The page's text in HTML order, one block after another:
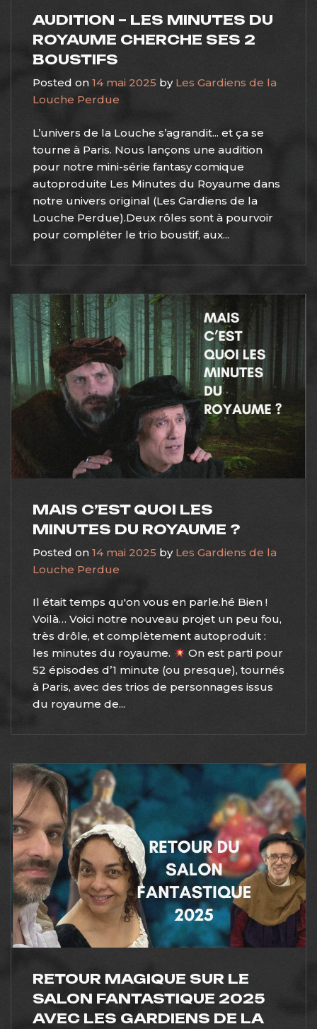
AUDITION – LES MINUTES DU
ROYAUME CHERCHE SES 2
BOUSTIFS
Posted on 14 mai 2025 by Les Gardiens de la
Louche Perdue
L’univers de la Louche s’agrandit... et ça se
tourne à Paris. Nous lançons une audition
pour notre mini-série fantasy comique
autoproduite Les Minutes du Royaume dans
notre univers original (Les Gardiens de la
Louche Perdue).Deux rôles sont à pourvoir
pour compléter le trio boustif, aux...
MAIS C’EST QUOI LES
MINUTES DU ROYAUME ?
Posted on 14 mai 2025 by Les Gardiens de la
Louche Perdue
Il était temps qu'on vous en parle.hé Bien !
Voilà… Voici notre nouveau projet un peu fou,
très drôle, et complètement autoproduit :
les minutes du royaume.
On est parti pour
52 épisodes d’1 minute (ou presque), tournés
à Paris, avec des trios de personnages issus
du royaume de...
RETOUR MAGIQUE SUR LE
SALON FANTASTIQUE 2025
AVEC LES GARDIENS DE LA